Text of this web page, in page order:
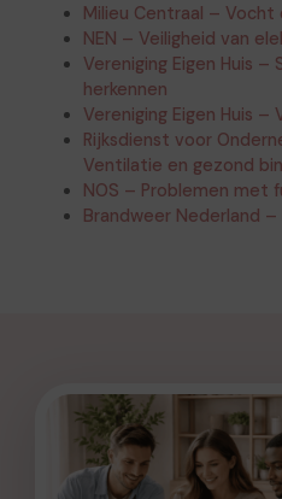
Milieu Centraal – Vocht
NEN – Veiligheid van
Vereniging Eigen Huis –
herkennen
Vereniging Eigen Huis
Rijksdienst voor
Ventilatie en gezond
NOS – Problemen met
Brandweer Nederland